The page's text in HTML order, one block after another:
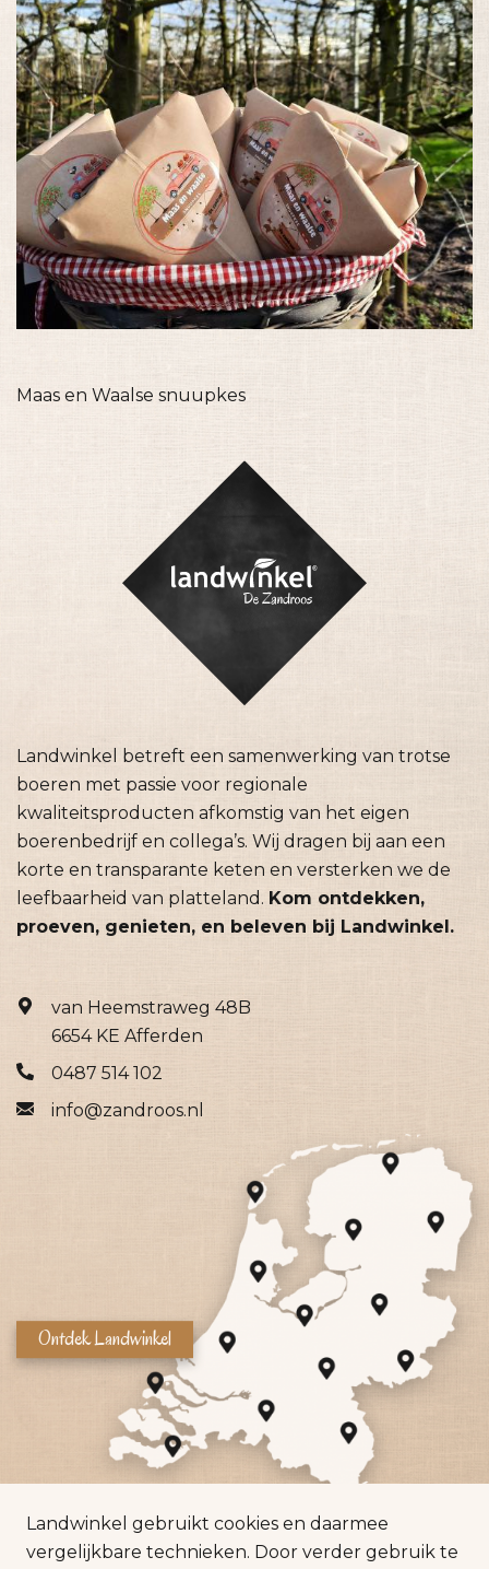
Maas en Waalse snuupkes
Landwinkel betreft een samenwerking van trotse
boeren met passie voor regionale
kwaliteitsproducten afkomstig van het eigen
boerenbedrijf en collega’s. Wij dragen bij aan een
korte en transparante keten en versterken we de
leefbaarheid van platteland. Kom ontdekken,
proeven, genieten, en beleven bij Landwinkel.
van Heemstraweg 48B
6654 KE Afferden
0487 514 102
info@zandroos.nl
Ontdek Landwinkel
Landwinkel gebruikt cookies en daarmee
vergelijkbare technieken. Door verder gebruik te